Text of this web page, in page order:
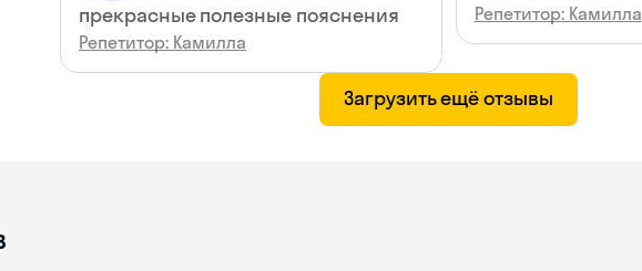
прекрасные полезные пояснения
Репетитор: Камилла
Репетитор: Камилла
Загрузить ещё отзывы